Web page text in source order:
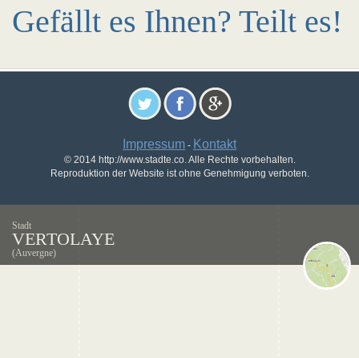
Gefällt es Ihnen? Teilt es!
Impressum - Kontakt
© 2014 http://www.stadte.co. Alle Rechte vorbehalten.
Reproduktion der Website ist ohne Genehmigung verboten.
Stadt
VERTOLAYE
(Auvergne)